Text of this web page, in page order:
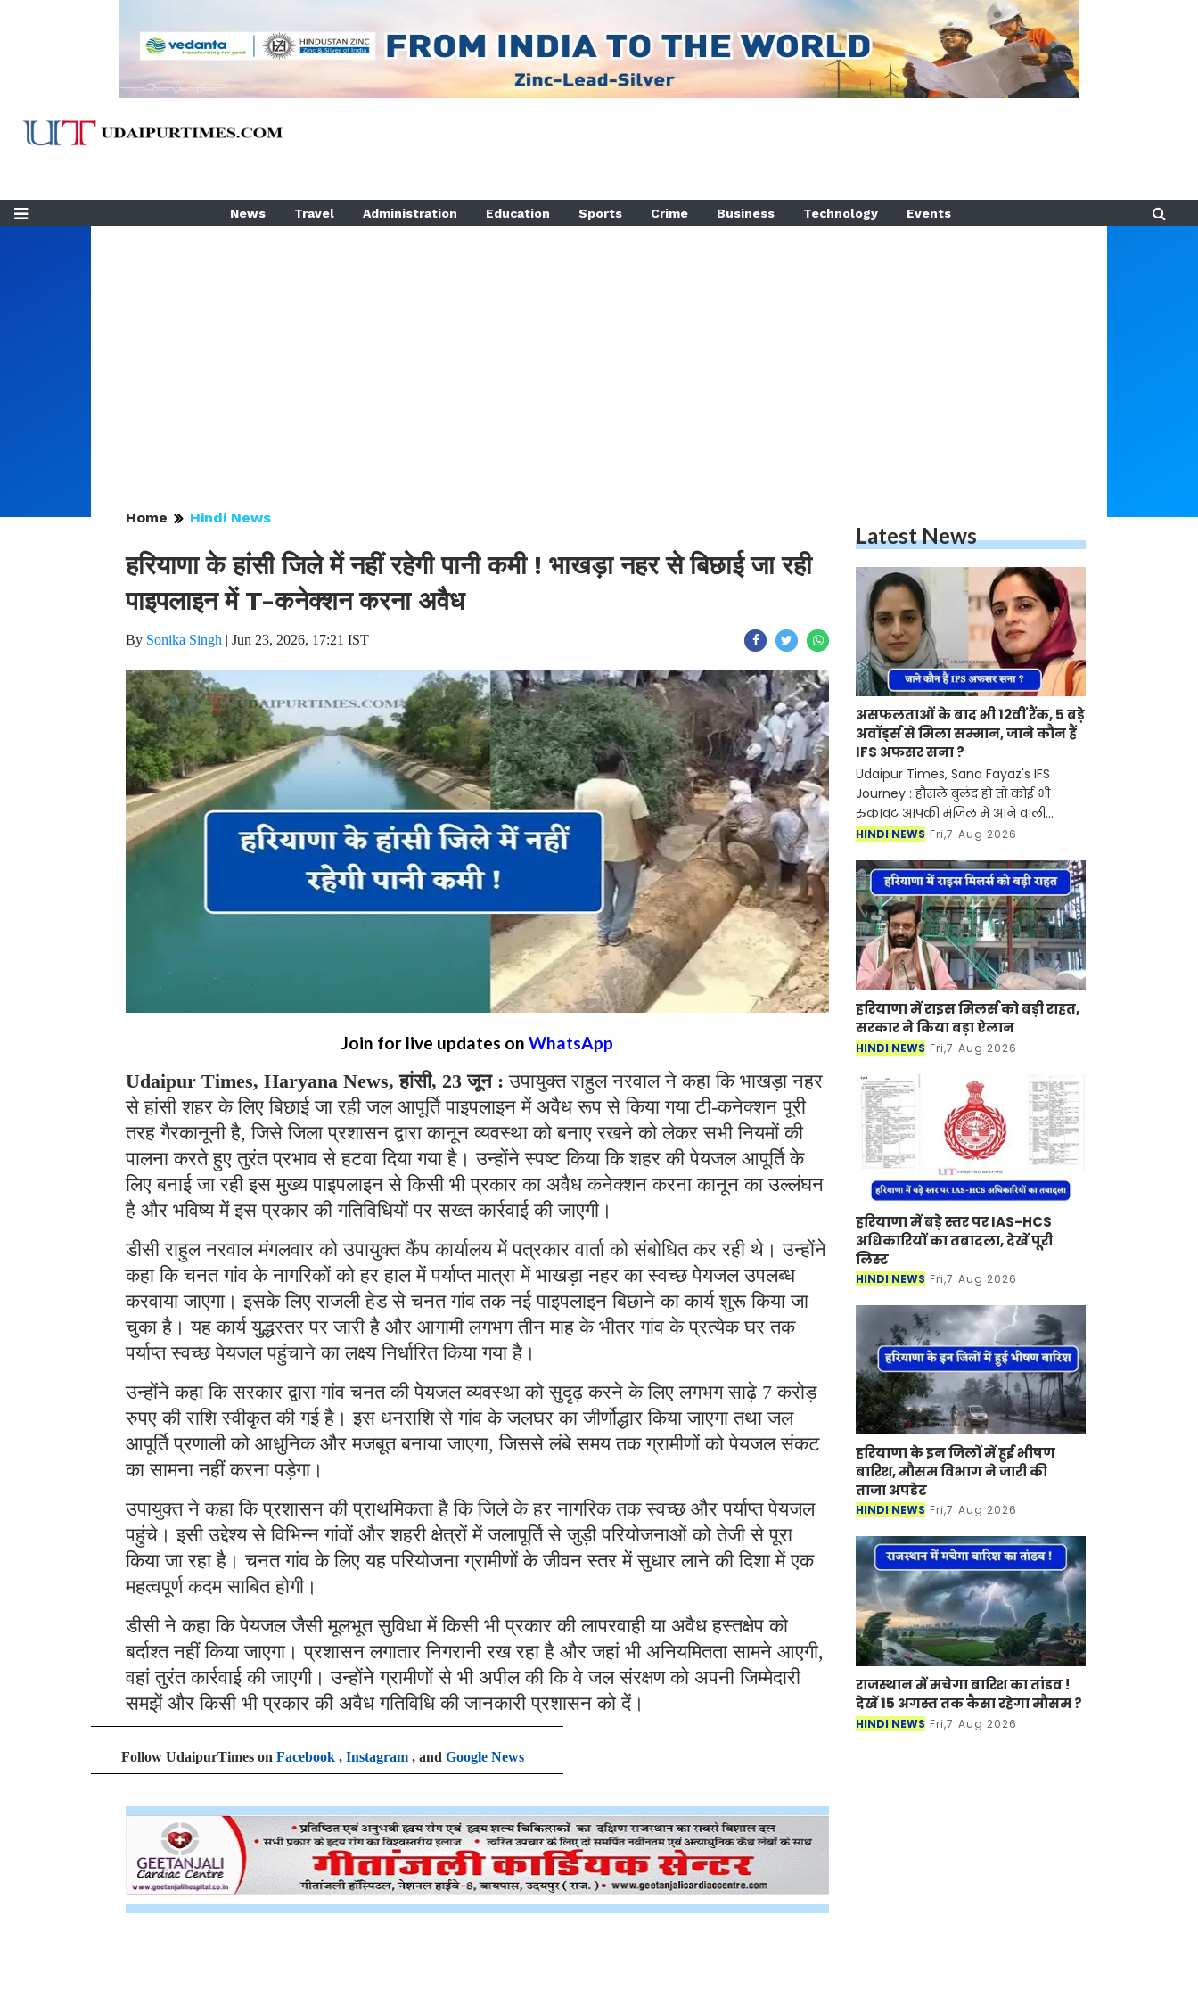
News Travel Administration Education Sports Crime Business Technology Events
Home Hindi News
हरियाणा के हांसी जिले में नहीं रहेगी पानी कमी ! भाखड़ा नहर से बिछाई जा रही
पाइपलाइन में T-कनेक्शन करना अवैध
By Sonika Singh | Jun 23, 2026, 17:21 IST
Join for live updates on WhatsApp
Udaipur Times, Haryana News, हांसी, 23 जून :उपायुक्त राहुल नरवाल ने कहा कि भाखड़ा नहर
से हांसी शहर के लिए बिछाई जा रही जल आपूर्ति पाइपलाइन में अवैध रूप से किया गया टी-कनेक्शन पूरी
तरह गैरकानूनी है, जिसे जिला प्रशासन द्वारा कानून व्यवस्था को बनाए रखने को लेकर सभी नियमों की
पालना करते हुए तुरंत प्रभाव से हटवा दिया गया है। उन्होंने स्पष्ट किया कि शहर की पेयजल आपूर्ति के
लिए बनाई जा रही इस मुख्य पाइपलाइन से किसी भी प्रकार का अवैध कनेक्शन करना कानून का उल्लंघन
है और भविष्य में इस प्रकार की गतिविधियों पर सख्त कार्रवाई की जाएगी।
डीसी राहुल नरवाल मंगलवार को उपायुक्त कैंप कार्यालय में पत्रकार वार्ता को संबोधित कर रही थे। उन्होंने
कहा कि चनत गांव के नागरिकों को हर हाल में पर्याप्त मात्रा में भाखड़ा नहर का स्वच्छ पेयजल उपलब्ध
करवाया जाएगा। इसके लिए राजली हेड से चनत गांव तक नई पाइपलाइन बिछाने का कार्य शुरू किया जा
चुका है। यह कार्य युद्धस्तर पर जारी है और आगामी लगभग तीन माह के भीतर गांव के प्रत्येक घर तक
पर्याप्त स्वच्छ पेयजल पहुंचाने का लक्ष्य निर्धारित किया गया है।
उन्होंने कहा कि सरकार द्वारा गांव चनत की पेयजल व्यवस्था को सुदृढ़ करने के लिए लगभग साढ़े 7 करोड़
रुपए की राशि स्वीकृत की गई है। इस धनराशि से गांव के जलघर का जीर्णोद्धार किया जाएगा तथा जल
आपूर्ति प्रणाली को आधुनिक और मजबूत बनाया जाएगा, जिससे लंबे समय तक ग्रामीणों को पेयजल संकट
का सामना नहीं करना पड़ेगा।
उपायुक्त ने कहा कि प्रशासन की प्राथमिकता है कि जिले के हर नागरिक तक स्वच्छ और पर्याप्त पेयजल
पहुंचे। इसी उद्देश्य से विभिन्न गांवों और शहरी क्षेत्रों में जलापूर्ति से जुड़ी परियोजनाओं को तेजी से पूरा
किया जा रहा है। चनत गांव के लिए यह परियोजना ग्रामीणों के जीवन स्तर में सुधार लाने की दिशा में एक
महत्वपूर्ण कदम साबित होगी।
डीसी ने कहा कि पेयजल जैसी मूलभूत सुविधा में किसी भी प्रकार की लापरवाही या अवैध हस्तक्षेप को
बर्दाश्त नहीं किया जाएगा। प्रशासन लगातार निगरानी रख रहा है और जहां भी अनियमितता सामने आएगी,
वहां तुरंत कार्रवाई की जाएगी। उन्होंने ग्रामीणों से भी अपील की कि वे जल संरक्षण को अपनी जिम्मेदारी
समझें और किसी भी प्रकार की अवैध गतिविधि की जानकारी प्रशासन को दें।
Follow UdaipurTimes on Facebook , Instagram , and Google News
Latest News
असफलताओं के बाद भी 12वीं रैंक, 5 बड़े
अवॉर्ड्स से मिला सम्मान, जाने कौन हैं
IFS अफसर सना ?
Udaipur Times, Sana Fayaz's IFS
Journey : हौसले बुलंद हो तो कोई भी
रुकावट आपकी मंजिल में आने वाली
सफलता को नहीं रोक सकती है। ऐसी ही
एजीएमयूटी (AGMUT) कैडर की भारतीय
HINDI NEWS Fri,7 Aug 2026
हरियाणा में राइस मिलर्स को बड़ी राहत,
सरकार ने किया बड़ा ऐलान
HINDI NEWS Fri,7 Aug 2026
हरियाणा में बड़े स्तर पर IAS-HCS
अधिकारियों का तबादला, देखें पूरी
लिस्ट
HINDI NEWS Fri,7 Aug 2026
हरियाणा के इन जिलों में हुई भीषण
बारिश, मौसम विभाग ने जारी की
ताजा अपडेट
HINDI NEWS Fri,7 Aug 2026
राजस्थान में मचेगा बारिश का तांडव !
देखें 15 अगस्त तक कैसा रहेगा मौसम ?
HINDI NEWS Fri,7 Aug 2026